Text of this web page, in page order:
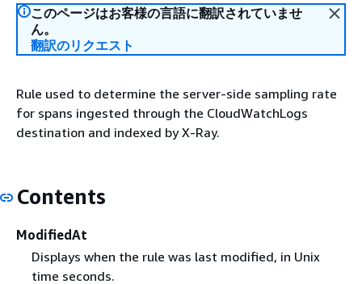
このページはお客様の言語に翻訳されていませ
ん。
翻訳のリクエスト
Rule used to determine the server-side sampling rate
for spans ingested through the CloudWatchLogs
destination and indexed by X-Ray.
Contents
ModifiedAt
Displays when the rule was last modified, in Unix
time seconds.